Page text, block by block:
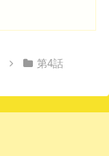
第4話